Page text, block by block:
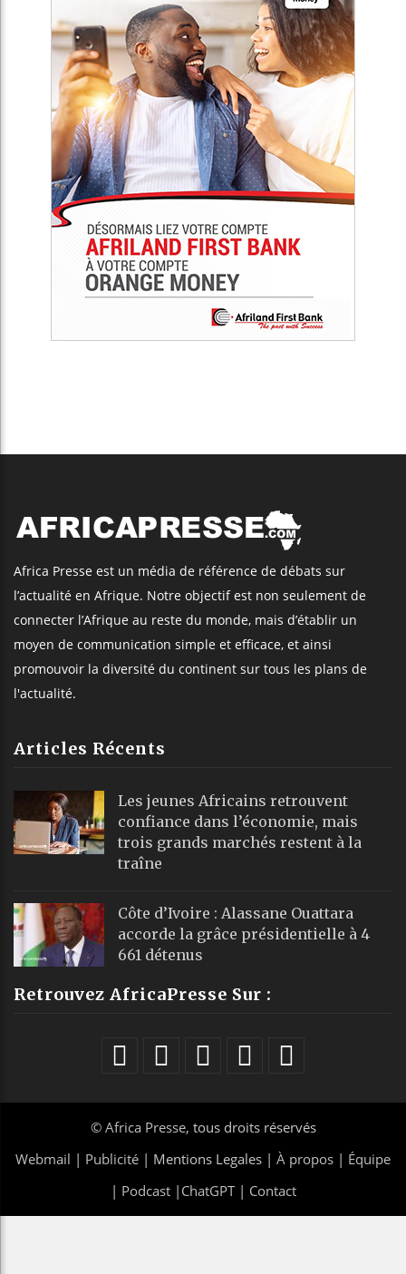
Africa Presse est un média de référence de débats sur
l’actualité en Afrique. Notre objectif est non seulement de
connecter l’Afrique au reste du monde, mais d’établir un
moyen de communication simple et efficace, et ainsi
promouvoir la diversité du continent sur tous les plans de
l'actualité.
Articles Récents
Les jeunes Africains retrouvent
confiance dans l’économie, mais
trois grands marchés restent à la
traîne
Côte d’Ivoire : Alassane Ouattara
accorde la grâce présidentielle à 4
661 détenus
Retrouvez AfricaPresse Sur :
© Africa Presse, tous droits réservés
Webmail | Publicité | Mentions Legales | À propos | Équipe
| Podcast| ChatGPT| Contact